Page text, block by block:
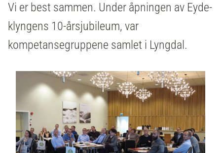
Vi er best sammen. Under åpningen av Eyde-
klyngens 10-årsjubileum, var
kompetansegruppene samlet i Lyngdal.